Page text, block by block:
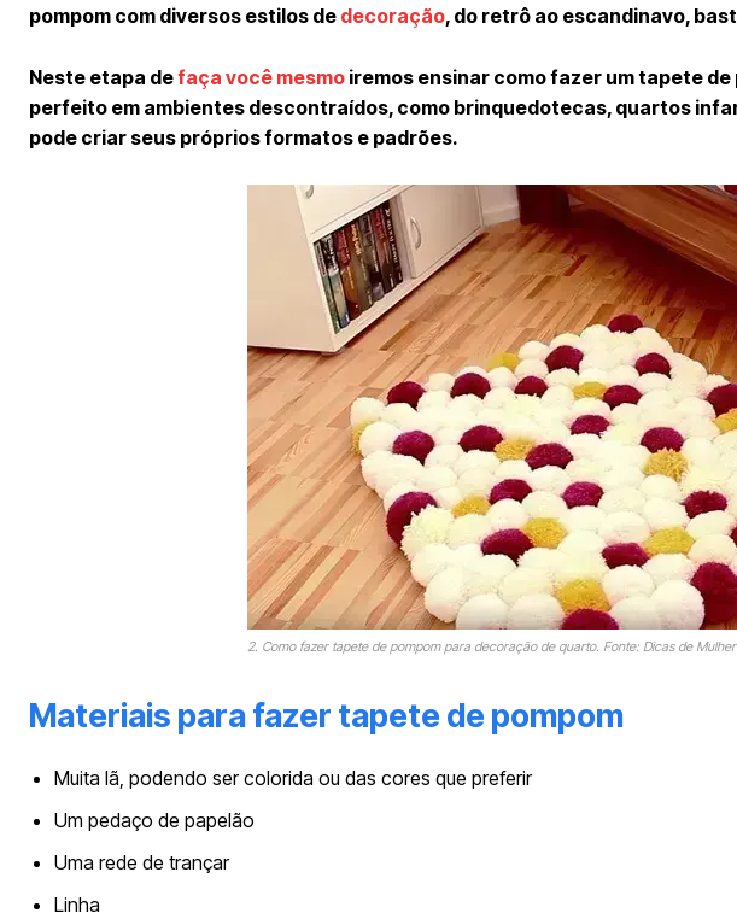
pompom com diversos estilos de decoração, do retrô ao escandinavo,
Neste etapa defaça você mesmo iremos ensinar como fazer um tapete
perfeito em ambientes descontraídos, como brinquedotecas, quartos
pode criar seus próprios formatos e padrões.
2. Como fazer tapete de pompom para decoração de quarto. Fonte: Dicas de Mulher
Materiais para fazer tapete de pompom
Muita lã, podendo ser colorida ou das cores que preferir
Um pedaço de papelão
Uma rede de trançar
Linha